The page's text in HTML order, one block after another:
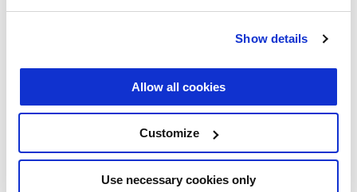
Show details
Allow all cookies
Customize
Use necessary cookies only
La valve MGX MCER comprend à l'origine la fonction
installer une valve relais d'urgence pour réaliser cette
Valve Relais d'Urgence351 008 122